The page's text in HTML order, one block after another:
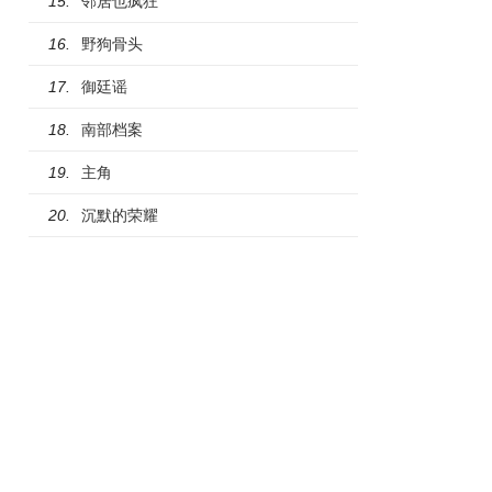
16. 野狗骨头
17. 御廷谣
18. 南部档案
19. 主角
20. 沉默的荣耀